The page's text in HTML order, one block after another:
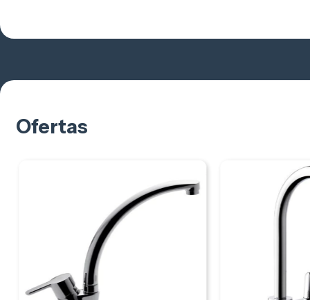
Ofertas